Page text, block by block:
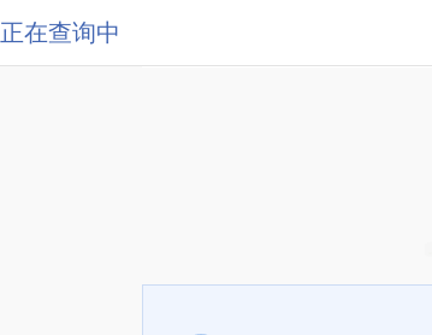
正在查询中